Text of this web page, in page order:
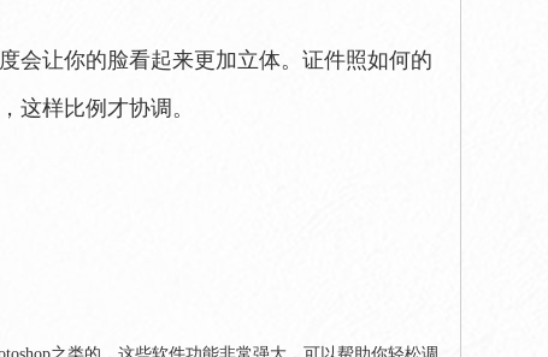
会让你的脸看起来更加立体。证件照如何的
这样比例才协调。